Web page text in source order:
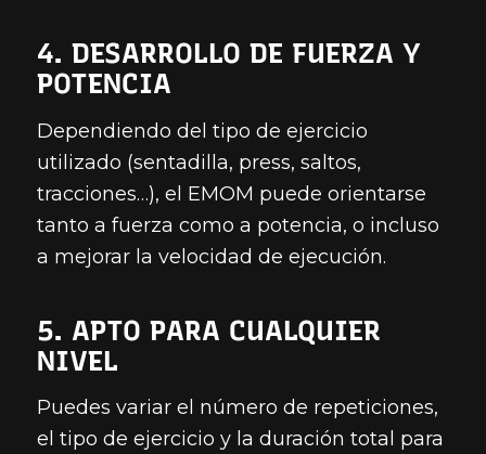
4. DESARROLLO DE FUERZA Y
POTENCIA
Dependiendo del tipo de ejercicio
utilizado (sentadilla, press, saltos,
tracciones…), el EMOM puede orientarse
tanto a fuerza como a potencia, o incluso
a mejorar la velocidad de ejecución.
5. APTO PARA CUALQUIER
NIVEL
Puedes variar el número de repeticiones,
el tipo de ejercicio y la duración total para